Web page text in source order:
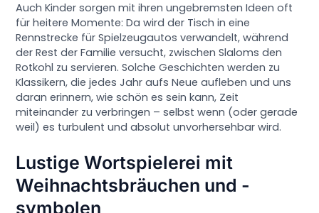
Auch Kinder sorgen mit ihren ungebremsten Ideen oft
für heitere Momente: Da wird der Tisch in eine
Rennstrecke für Spielzeugautos verwandelt, während
der Rest der Familie versucht, zwischen Slaloms den
Rotkohl zu servieren. Solche Geschichten werden zu
Klassikern, die jedes Jahr aufs Neue aufleben und uns
daran erinnern, wie schön es sein kann, Zeit
miteinander zu verbringen – selbst wenn (oder gerade
weil) es turbulent und absolut unvorhersehbar wird.
Lustige Wortspielerei mit
Weihnachtsbräuchen und -
symbolen